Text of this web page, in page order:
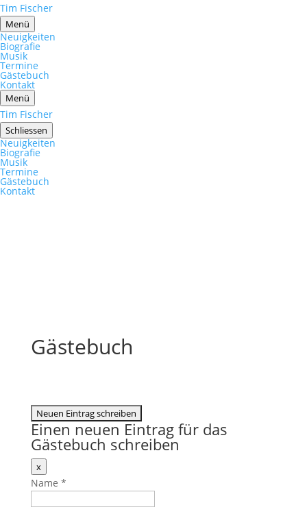
Tim Fischer
Menü
Neuigkeiten
Biografie
Musik
Termine
Gästebuch
Kontakt
Menü
Tim Fischer
Schliessen
Neuigkeiten
Biografie
Musik
Termine
Gästebuch
Kontakt
Gästebuch
Einen neuen Eintrag für das
Gästebuch schreiben
xDieses
Formular
ausblenden
Name *